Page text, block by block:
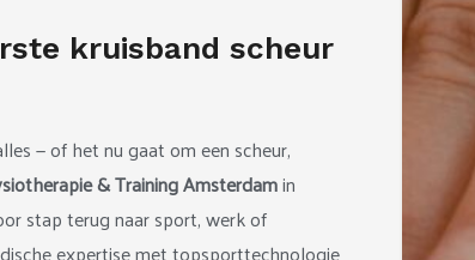
kruisband scheur
— of het nu gaat om een scheur,
& Training Amsterdamin
stap terug naar sport, werk of